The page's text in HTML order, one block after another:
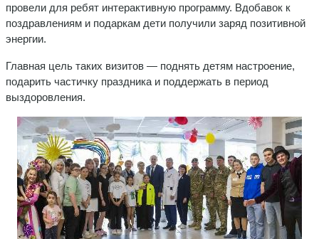
провели для ребят интерактивную программу. Вдобавок к
поздравлениям и подаркам дети получили заряд позитивной
энергии.
Главная цель таких визитов — поднять детям настроение,
подарить частичку праздника и поддержать в период
выздоровления.